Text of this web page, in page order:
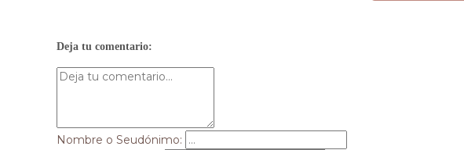
Deja tu comentario:
Nombre o Seudónimo: